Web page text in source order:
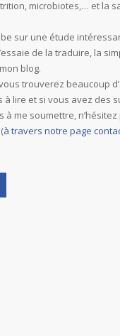
microbiotes,… et la
sur une étude
de la traduire, la
blog.
trouverez beaucoup
à lire et si vous avez des
à me soumettre, n’hésitez
à travers notre page